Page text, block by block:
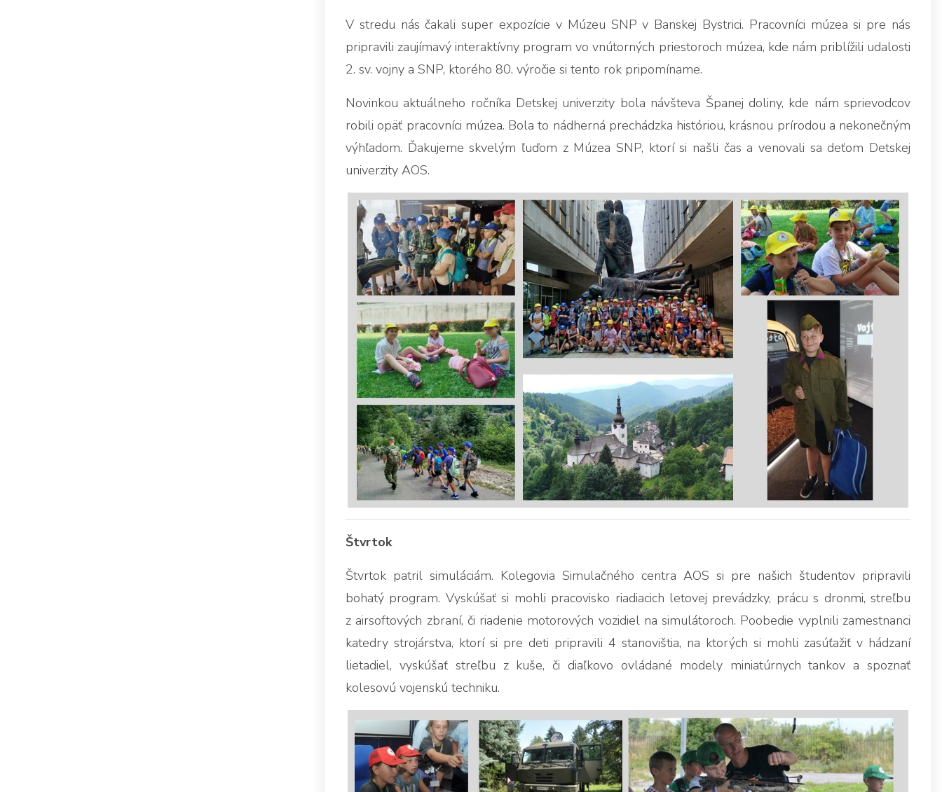
V stredu nás čakali super expozície v Múzeu SNP v Banskej Bystrici. Pracovníci múzea si pre nás
pripravili zaujímavý interaktívny program vo vnútorných priestoroch múzea, kde nám priblížili udalosti
2. sv. vojny a SNP, ktorého 80. výročie si tento rok pripomíname.
Novinkou aktuálneho ročníka Detskej univerzity bola návšteva Španej doliny, kde nám sprievodcov
robili opäť pracovníci múzea. Bola to nádherná prechádzka históriou, krásnou prírodou a nekonečným
výhľadom. Ďakujeme skvelým ľuďom z Múzea SNP, ktorí si našli čas a venovali sa deťom Detskej
univerzity AOS.
Štvrtok
Štvrtok patril simuláciám. Kolegovia Simulačného centra AOS si pre našich študentov pripravili
bohatý program. Vyskúšať si mohli pracovisko riadiacich letovej prevádzky, prácu s dronmi, streľbu
z airsoftových zbraní, či riadenie motorových vozidiel na simulátoroch. Poobedie vyplnili zamestnanci
katedry strojárstva, ktorí si pre deti pripravili 4 stanovištia, na ktorých si mohli zasúťažiť v hádzaní
lietadiel, vyskúšať streľbu z kuše, či diaľkovo ovládané modely miniatúrnych tankov a spoznať
kolesovú vojenskú techniku.